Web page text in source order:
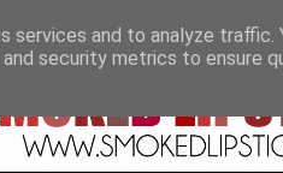
and to analyze traffic.
security metrics to ensure